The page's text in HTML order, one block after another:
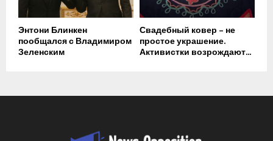
Энтони Блинкен
пообщался с Владимиром
Зеленским
Свадебный ковер – не
простое украшение.
Активистки возрождают...